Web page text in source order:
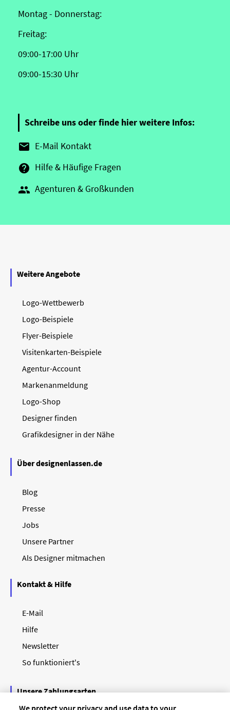
Montag - Donnerstag:
Freitag:
09:00-17:00 Uhr
09:00-15:30 Uhr
Schreibe uns oder finde hier weitere Infos:
 E-Mail Kontakt
 Hilfe & Häufige Fragen
 Agenturen & Großkunden
Weitere Angebote
Logo-Wettbewerb
Logo-Beispiele
Flyer-Beispiele
Visitenkarten-Beispiele
Agentur-Account
Markenanmeldung
Logo-Shop
Designer finden
Grafikdesigner in der Nähe
Über designenlassen.de
Blog
Presse
Jobs
Unsere Partner
Als Designer mitmachen
Kontakt & Hilfe
E-Mail
Hilfe
Newsletter
So funktioniert's
Unsere Zahlungsarten
We protect your privacy and use data to your